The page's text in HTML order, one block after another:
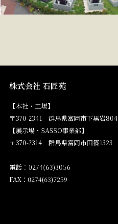
株式会社 石匠苑
【本社・工場】
〒370-2341 群馬県富岡市下黒岩804
【展示場・SASSO事業部】
〒370-2314 群馬県富岡市田篠1323
電話：0274(63)3056
FAX：0274(63)7259